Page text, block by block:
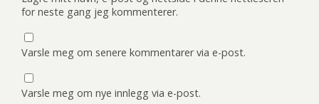
for neste gang jeg kommenterer.
Varsle meg om senere kommentarer via e-post.
Varsle meg om nye innlegg via e-post.